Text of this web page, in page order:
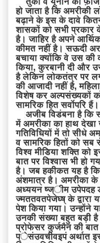
हो जाता है कि
बढ़ाने के इस के दावे
शासकों को सभी प्रकार
है। जाहिर है अपने
कीमत नहीं है। सऊदी
बचाया क्योंकि वे उस की
किया, कुरबानी दी और
है लेकिन लोकतंत्र पर
की आजादी नहीं है,
विशेष कर अल्पसंख्यकों
सामरिक हित सर्वाेपरि हैं।
अजीब विडंबना है कि
में अमरीका का हाथ
गतिविधियों में तो सीधे
व सामरिक हितों को
विश्व मीडिया शक्ति को
बात पर विश्वास भी हो
है। जब हकीकत यह है
अंशमात्र है। अमरीका के
अध्ययन ष्ज्ीम
ज्मततवतपेजेघ्ष् के द्वारा
पेश किया गया। उन्होंने
उनकी संख्या बहुत बड़ी
प्रोफेसर कुर्जमैन की
प्ेसंउवचीवइपं अर्थात